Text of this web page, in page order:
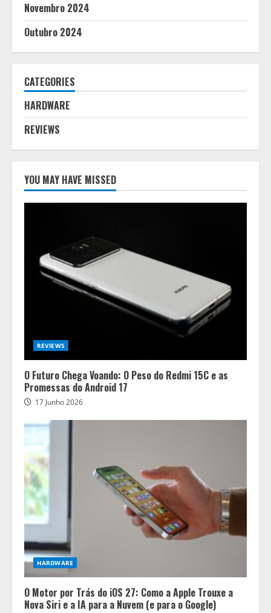
Novembro 2024
Outubro 2024
CATEGORIES
HARDWARE
REVIEWS
YOU MAY HAVE MISSED
REVIEWS
O Futuro Chega Voando: O Peso do Redmi 15C e as
Promessas do Android 17
17 Junho 2026
HARDWARE
O Motor por Trás do iOS 27: Como a Apple Trouxe a
Nova Siri e a IA para a Nuvem (e para o Google)